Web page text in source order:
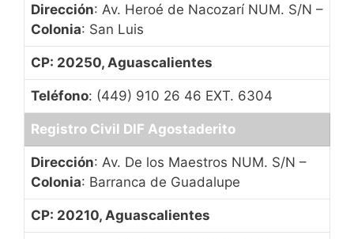
Dirección: Av. Heroé de Nacozarí NUM. S/N –
Colonia: San Luis
CP: 20250, Aguascalientes
Teléfono: (449) 910 26 46 EXT. 6304
Registro Civil DIF Agostaderito
Dirección: Av. De los Maestros NUM. S/N –
Colonia: Barranca de Guadalupe
CP: 20210, Aguascalientes